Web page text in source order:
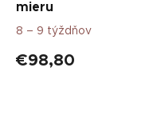
mieru
8 – 9 týždňov
€98,80